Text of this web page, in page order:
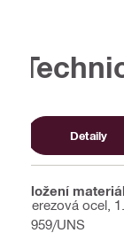
Detaily
Složení
Nerezová ocel,
A959/UNS